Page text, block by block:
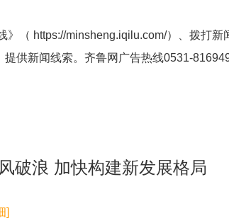
》（ https://minsheng.iqilu.com/）、拨打新
提供新闻线索。齐鲁网广告热线0531-
破浪 加快构建新发展格局
]